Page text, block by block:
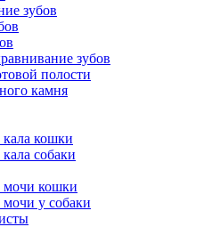
зубов
зубов
полости
камня
кошки
собаки
мочи кошки
у собаки